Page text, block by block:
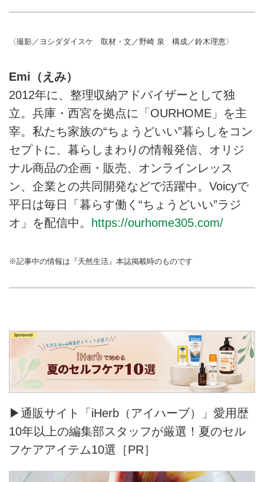
〈撮影／ヨシダダイスケ 取材・文／野崎 泉 構成／鈴木理恵〉
Emi（えみ）
2012年に、整理収納アドバイザーとして独
立。兵庫・西宮を拠点に「OURHOME」を主
宰。私たち家族の“ちょうどいい”暮らしをコン
セプトに、暮らしまわりの情報発信、オリジ
ナル商品の企画・販売、オンラインレッス
ン、企業との共同開発などで活躍中。Voicyで
平日は毎日「暮らす働く“ちょうどいい”ラジ
オ」を配信中。
https://ourhome305.com/
※記事中の情報は『天然生活』本誌掲載時のものです
▶通販サイト「iHerb（アイハーブ）」愛用歴
10年以上の編集部スタッフが厳選！夏のセル
フケアアイテム10選［PR］